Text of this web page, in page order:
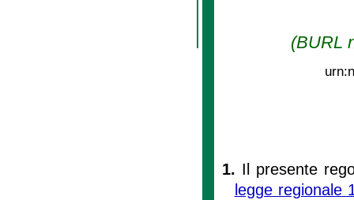
(BURL
1. Il presente
legge regionale